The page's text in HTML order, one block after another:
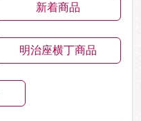
新着商品
明治座横丁商品